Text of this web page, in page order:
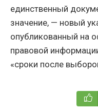
единственный
значение, — новый
опубликованный на
правовой
«сроки после